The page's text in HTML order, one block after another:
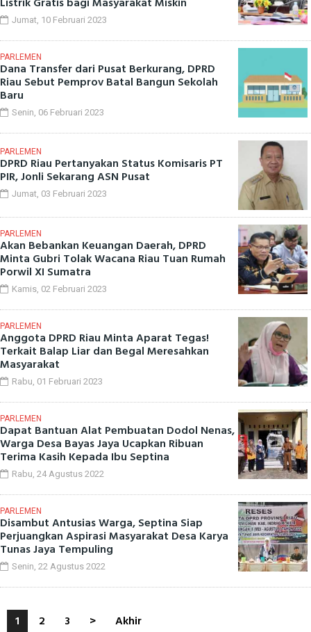
Jumat, 10 Februari 2023
PARLEMEN
Dana Transfer dari Pusat Berkurang, DPRD
Riau Sebut Pemprov Batal Bangun Sekolah
Baru
Senin, 06 Februari 2023
PARLEMEN
DPRD Riau Pertanyakan Status Komisaris PT
PIR, Jonli Sekarang ASN Pusat
Jumat, 03 Februari 2023
PARLEMEN
Akan Bebankan Keuangan Daerah, DPRD
Minta Gubri Tolak Wacana Riau Tuan Rumah
Porwil XI Sumatra
Kamis, 02 Februari 2023
PARLEMEN
Anggota DPRD Riau Minta Aparat Tegas!
Terkait Balap Liar dan Begal Meresahkan
Masyarakat
Rabu, 01 Februari 2023
PARLEMEN
Dapat Bantuan Alat Pembuatan Dodol Nenas,
Warga Desa Bayas Jaya Ucapkan Ribuan
Terima Kasih Kepada Ibu Septina
Rabu, 24 Agustus 2022
PARLEMEN
Disambut Antusias Warga, Septina Siap
Perjuangkan Aspirasi Masyarakat Desa Karya
Tunas Jaya Tempuling
Senin, 22 Agustus 2022
1 2 3 > Akhir